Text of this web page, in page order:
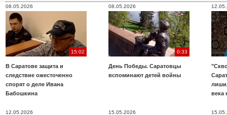
08.05.2026
15:02
В Саратове защита и
следствие ожесточенно
спорят о деле Ивана
Бабошкина
08.05.2026
0:33
День Победы. Саратовцы
вспоминают детей войны
века
12.05.2026 15.05.2026